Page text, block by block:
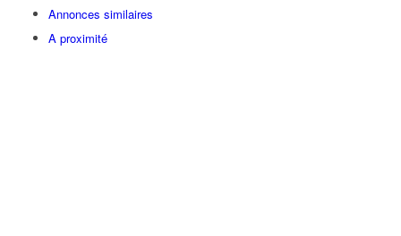
Annonces similaires
A proximité